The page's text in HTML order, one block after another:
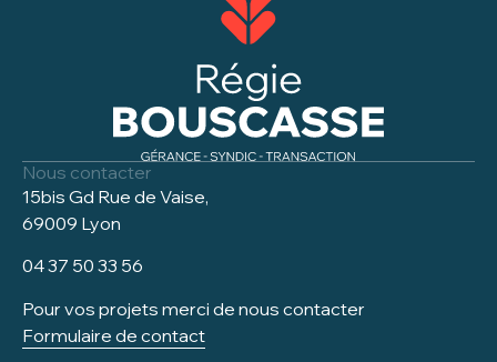
Nous contacter
15bis Gd Rue de Vaise,
69009 Lyon
04 37 50 33 56
Pour vos projets merci de nous contacter
Formulaire de contact